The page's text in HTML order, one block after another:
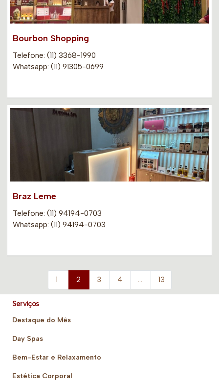
Bourbon Shopping
Telefone: (11) 3368-1990
Whatsapp: (11) 91305-0699
Braz Leme
Telefone: (11) 94194-0703
Whatsapp: (11) 94194-0703
1 2 3 4 … 13
Serviços
Destaque do Mês
Day Spas
Bem-Estar e Relaxamento
Estética Corporal